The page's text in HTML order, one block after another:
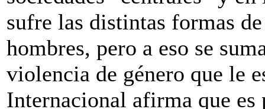
sufre las distintas formas
hombres, pero a eso se
violencia de género que le
Internacional afirma que